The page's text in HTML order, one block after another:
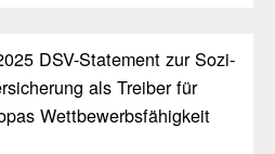
DSV-State­ment zur Sozi­
als Treiber für
Wett­be­werbs­fä­hig­keit